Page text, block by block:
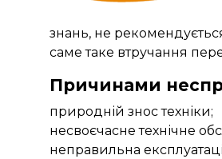
знань, не
саме таке втручання
Причинами
природній знос техніки;
несвоєчасне технічне
неправильна